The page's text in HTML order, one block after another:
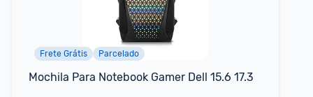
Frete Grátis Parcelado
Mochila Para Notebook Gamer Dell 15.6 17.3